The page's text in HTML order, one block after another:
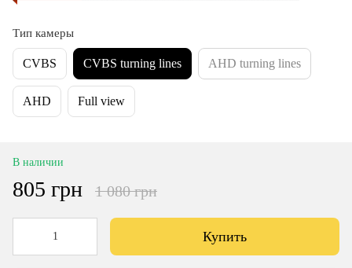
Тип камеры
CVBS CVBS turning lines AHD turning lines
AHD Full view
В наличии
805 грн 1 080 грн
Купить